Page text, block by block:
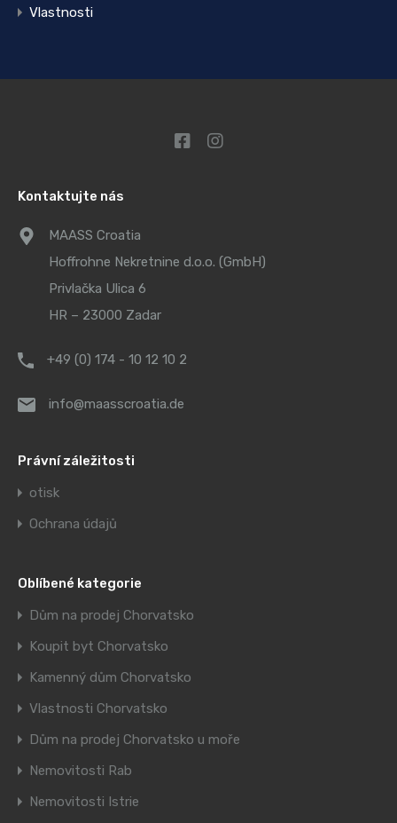
Vlastnosti
Kontaktujte nás
MAASS Croatia
Hoffrohne Nekretnine d.o.o. (GmbH)
Privlačka Ulica 6
HR – 23000 Zadar
+49 (0) 174 - 10 12 10 2
info@maasscroatia.de
Právní záležitosti
otisk
Ochrana údajů
Oblíbené kategorie
Dům na prodej Chorvatsko
Koupit byt Chorvatsko
Kamenný dům Chorvatsko
Vlastnosti Chorvatsko
Dům na prodej Chorvatsko u moře
Nemovitosti Rab
Nemovitosti Istrie